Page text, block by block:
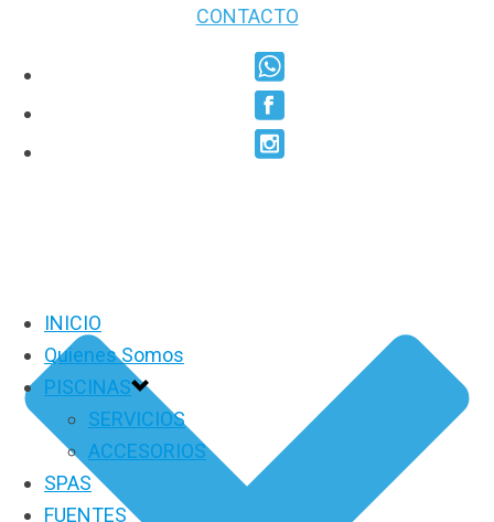
CONTACTO
INICIO
Quienes Somos
PISCINAS
SERVICIOS
ACCESORIOS
SPAS
FUENTES